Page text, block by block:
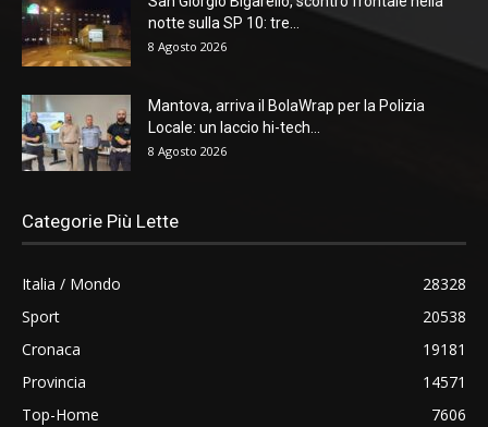
notte sulla SP 10: tre...
8 Agosto 2026
Mantova, arriva il BolaWrap per la Polizia
Locale: un laccio hi-tech...
8 Agosto 2026
Categorie Più Lette
Italia / Mondo
28328
Sport
20538
Cronaca
19181
Provincia
14571
Top-Home
7606